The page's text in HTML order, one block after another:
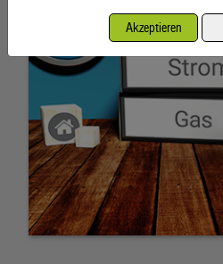
Akzeptieren